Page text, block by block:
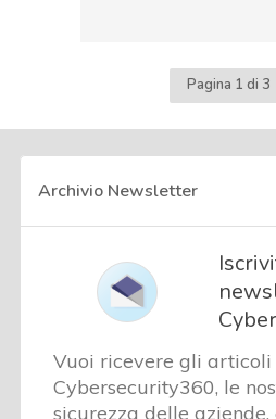
Pagina 1 di 3
Archivio Newsletter
Vuoi ricevere gli articoli
Cybersecurity360, le
sicurezza delle aziende,